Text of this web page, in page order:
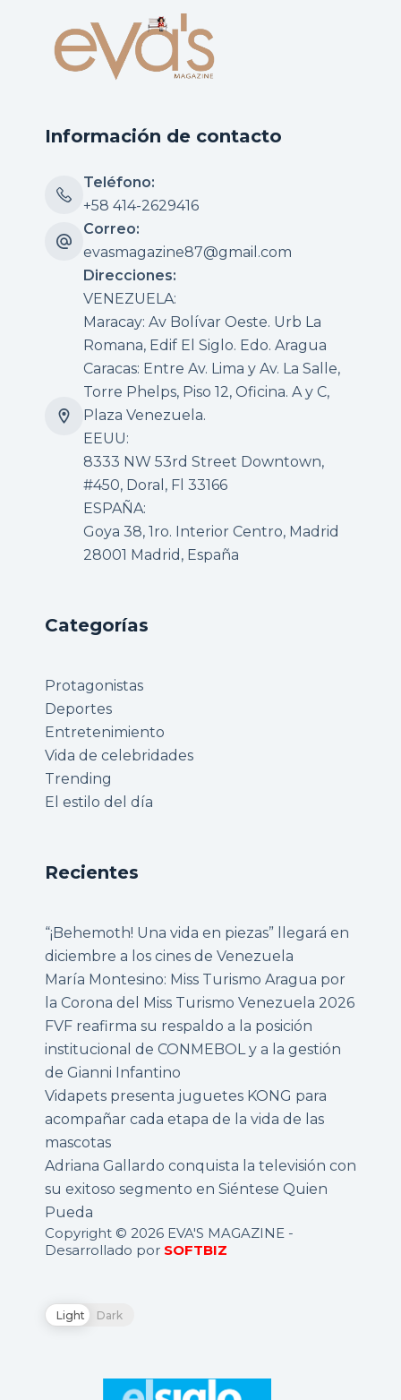
Información de contacto
Teléfono:
+58 414-2629416
Correo:
evasmagazine87@gmail.com
Direcciones:
VENEZUELA:
Maracay: Av Bolívar Oeste. Urb La
Romana, Edif El Siglo. Edo. Aragua
Caracas: Entre Av. Lima y Av. La Salle,
Torre Phelps, Piso 12, Oficina. A y C,
Plaza Venezuela.
EEUU:
8333 NW 53rd Street Downtown,
#450, Doral, Fl 33166
ESPAÑA:
Goya 38, 1ro. Interior Centro, Madrid
28001 Madrid, España
Categorías
Protagonistas
Deportes
Entretenimiento
Vida de celebridades
Trending
El estilo del día
Recientes
“¡Behemoth! Una vida en piezas” llegará en
diciembre a los cines de Venezuela
María Montesino: Miss Turismo Aragua por
la Corona del Miss Turismo Venezuela 2026
FVF reafirma su respaldo a la posición
institucional de CONMEBOL y a la gestión
de Gianni Infantino
Vidapets presenta juguetes KONG para
acompañar cada etapa de la vida de las
mascotas
Adriana Gallardo conquista la televisión con
su exitoso segmento en Siéntese Quien
Pueda
Copyright © 2026 EVA'S MAGAZINE -
Desarrollado por SOFTBIZ
Light Dark